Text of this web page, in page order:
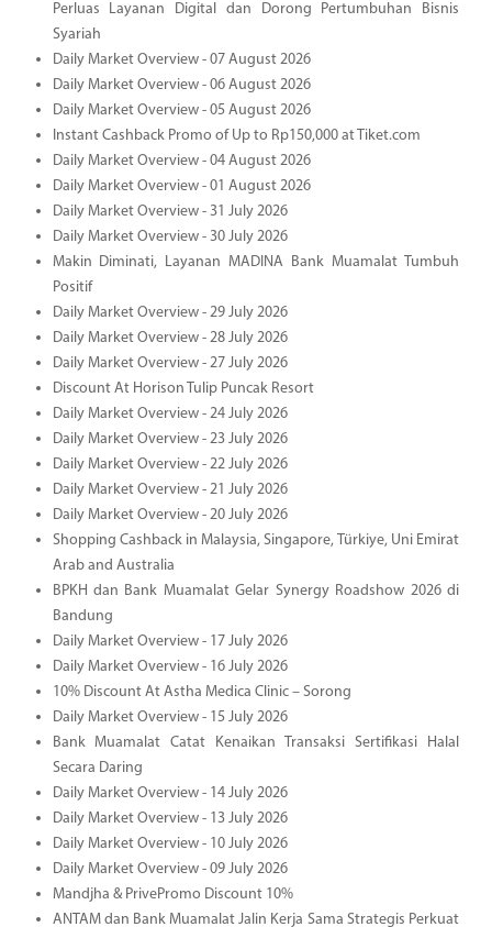
Perluas Layanan Digital dan Dorong Pertumbuhan Bisnis
Syariah
Daily Market Overview - 07 August 2026
Daily Market Overview - 06 August 2026
Daily Market Overview - 05 August 2026
Instant Cashback Promo of Up to Rp150,000 at Tiket.com
Daily Market Overview - 04 August 2026
Daily Market Overview - 01 August 2026
Daily Market Overview - 31 July 2026
Daily Market Overview - 30 July 2026
Makin Diminati, Layanan MADINA Bank Muamalat Tumbuh
Positif
Daily Market Overview - 29 July 2026
Daily Market Overview - 28 July 2026
Daily Market Overview - 27 July 2026
Discount At Horison Tulip Puncak Resort
Daily Market Overview - 24 July 2026
Daily Market Overview - 23 July 2026
Daily Market Overview - 22 July 2026
Daily Market Overview - 21 July 2026
Daily Market Overview - 20 July 2026
Shopping Cashback in Malaysia, Singapore, Türkiye, Uni Emirat
Arab and Australia
BPKH dan Bank Muamalat Gelar Synergy Roadshow 2026 di
Bandung
Daily Market Overview - 17 July 2026
Daily Market Overview - 16 July 2026
10% Discount At Astha Medica Clinic – Sorong
Daily Market Overview - 15 July 2026
Bank Muamalat Catat Kenaikan Transaksi Sertifikasi Halal
Secara Daring
Daily Market Overview - 14 July 2026
Daily Market Overview - 13 July 2026
Daily Market Overview - 10 July 2026
Daily Market Overview - 09 July 2026
Mandjha & PrivePromo Discount 10%
ANTAM dan Bank Muamalat Jalin Kerja Sama Strategis Perkuat